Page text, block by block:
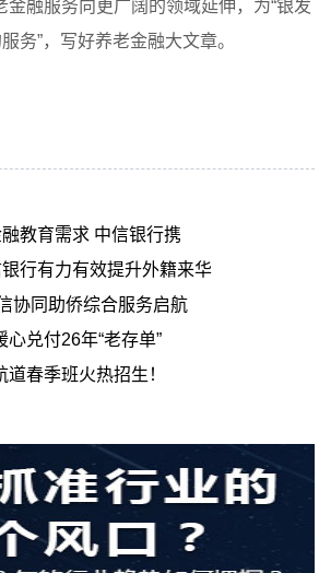
金融服务向更广阔的领域延伸，为“银发
务”，写好养老金融大文章。
教育需求 中信银行携
银行有力有效提升外籍来华
协同助侨综合服务启航
兑付26年“老存单”
春季班火热招生！